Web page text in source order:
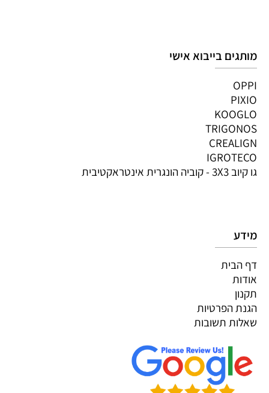
מותגים בייבוא אישי
OPPI
PIXIO
KOOGLO
TRIGONOS
CREALIGN
IGROTECO
גו קיוב 3X3 - קוביה הונגרית אינטראקטיבית
מידע
דף הבית
אודות
תקנון
הגנת הפרטיות
שאלות תשובות